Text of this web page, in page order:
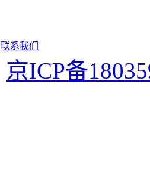
联系我们
京ICP备